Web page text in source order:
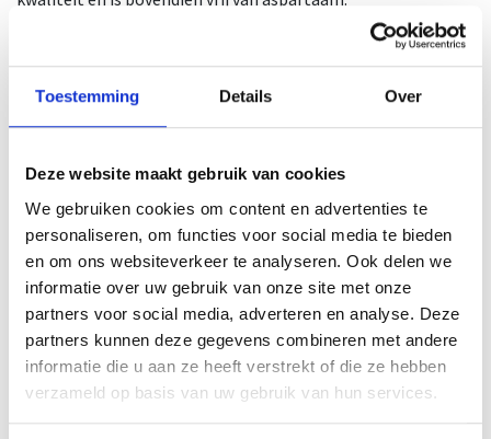
Toestemming Details Over
Deze website maakt gebruik van cookies
We gebruiken cookies om content en advertenties te
personaliseren, om functies voor social media te bieden
en om ons websiteverkeer te analyseren. Ook delen we
informatie over uw gebruik van onze site met onze
partners voor social media, adverteren en analyse. Deze
partners kunnen deze gegevens combineren met andere
informatie die u aan ze heeft verstrekt of die ze hebben
verzameld op basis van uw gebruik van hun services.
Beschikbaar in diverse smaken en gebruik deze shake
maximum 30 minuten na de inspanning voor het beste
1 portie is 30g.
Meng met 170ml magere melk of water. Schudden voor
gebruik. Opgelet: bevat zoetstoffen. Overmatig gebruik kan
laxerend effect hebben! Koel en droog bewaren buiten direct
zonlicht. Gevarieerde, evenwichtige voeding en een gezonde
levensstijl zijn belangrijk. Plaats van herkomst EU.
Ingrediënten
Wei-eiwitconcentraat, wei-eiwitisolaat, magere